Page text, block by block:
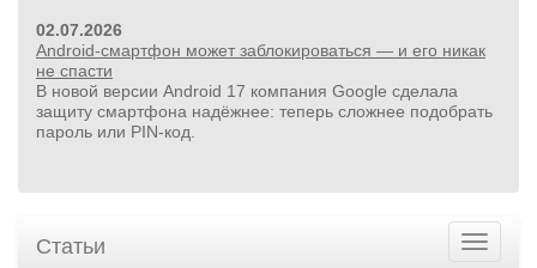
02.07.2026
Android-смартфон может заблокироваться — и его никак
не спасти
В новой версии Android 17 компания Google сделала
защиту смартфона надёжнее: теперь сложнее подобрать
пароль или PIN‑код.
Статьи